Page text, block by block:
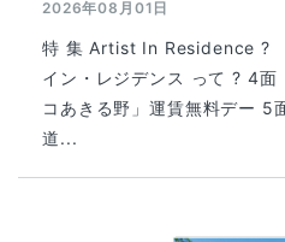
2026年08月01日
特 集 Artist In Residence ?
イン・レジデンス って ? 4
コあきる野」運賃無料デー
道...